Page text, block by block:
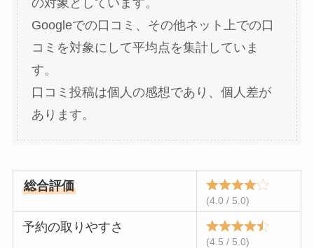
の対象としています。
Googleでの口コミ、その他ネット上での口
コミを対象にして平均点を集計していま
す。
口コミ投稿は個人の感想であり、個人差が
あります。
総合評価
(4.0 / 5.0)
予約の取りやすさ
(4.5 / 5.0)